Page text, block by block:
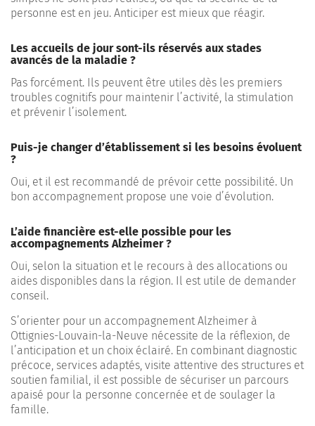
personne est en jeu. Anticiper est mieux que réagir.
Les accueils de jour sont-ils réservés aux stades
avancés de la maladie ?
Pas forcément. Ils peuvent être utiles dès les premiers
troubles cognitifs pour maintenir l’activité, la stimulation
et prévenir l’isolement.
Puis-je changer d’établissement si les besoins évoluent
?
Oui, et il est recommandé de prévoir cette possibilité. Un
bon accompagnement propose une voie d’évolution.
L’aide financière est-elle possible pour les
accompagnements Alzheimer ?
Oui, selon la situation et le recours à des allocations ou
aides disponibles dans la région. Il est utile de demander
conseil.
S’orienter pour un accompagnement Alzheimer à
Ottignies-Louvain-la-Neuve nécessite de la réflexion, de
l’anticipation et un choix éclairé. En combinant diagnostic
précoce, services adaptés, visite attentive des structures et
soutien familial, il est possible de sécuriser un parcours
apaisé pour la personne concernée et de soulager la
famille.